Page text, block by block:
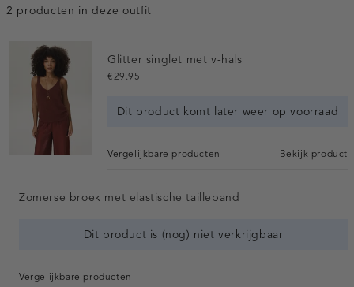
2 producten in deze outfit
Glitter singlet met v-hals
€29.95
Dit product komt later weer op voorraad
Vergelijkbare producten Bekijk product
Zomerse broek met elastische tailleband
Dit product is (nog) niet verkrijgbaar
Vergelijkbare producten